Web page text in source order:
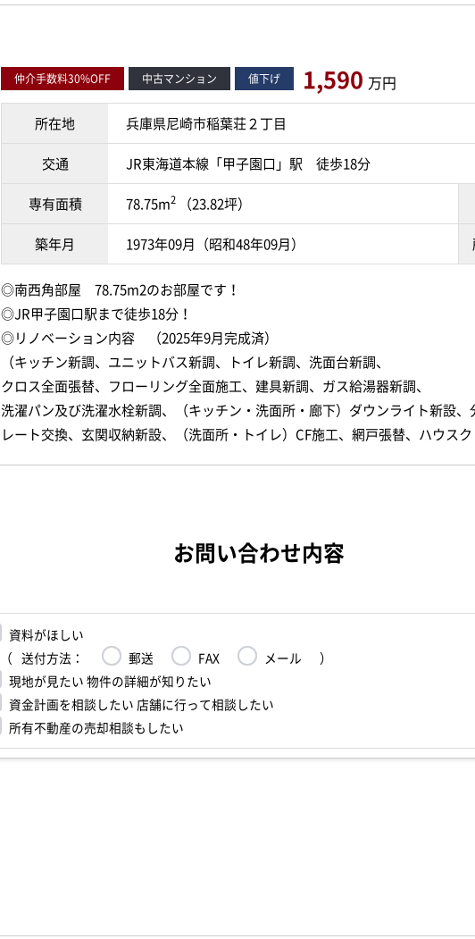
仲介手数料30%OFF 中古マンション 値下げ 1,590 万円
所在地 兵庫県尼崎市稲葉荘２丁目
交通 JR東海道本線「甲子園口」駅 徒歩18分
専有面積 78.75m2 （23.82坪）
築年月 1973年09月（昭和48年09月）
◎南西角部屋 78.75m2のお部屋です！
◎JR甲子園口駅まで徒歩18分！
◎リノベーション内容 （2025年9月完成済）
（キッチン新調、ユニットバス新調、トイレ新調、洗面台新調、
クロス全面張替、フローリング全面施工、建具新調、ガス給湯器新調、
洗濯パン及び洗濯水栓新調、（キッチン・洗面所・廊下）ダウンライト新設
レート交換、玄関収納新設、（洗面所・トイレ）CF施工、網戸張替、ハウスク
お問い合わせ内容
資料がほしい
（ 送付方法： 郵送 FAX メール
）
現地が見たい 物件の詳細が知りたい
資金計画を相談したい 店舗に行って相談したい
所有不動産の売却相談もしたい